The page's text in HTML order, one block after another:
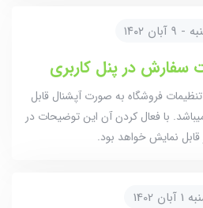
۱۴۰۲
سفارش در پنل کاربری
فروشگاه به صورت آپشنال قابل
با فعال کردن آن این توضیحات در
قابل نمایش خواهد بود.
1402